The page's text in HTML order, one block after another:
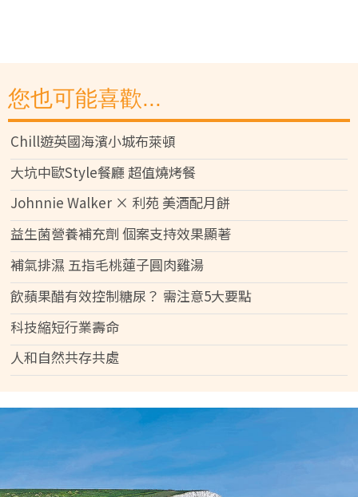
您也可能喜歡...
Chill遊英國海濱小城布萊頓
大坑中歐Style餐廳 超值燒烤餐
Johnnie Walker × 利苑 美酒配月餅
益生菌營養補充劑 個案支持效果顯著
補氣排濕 五指毛桃蓮子圓肉雞湯
飲蘋果醋有效控制糖尿？ 需注意5大要點
科技縮短行業壽命
人和自然共存共處